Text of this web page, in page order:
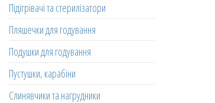
Підігрівачі та стерилізатори
Пляшечки для годування
Подушки для годування
Пустушки, карабіни
Слинявчики та нагрудники